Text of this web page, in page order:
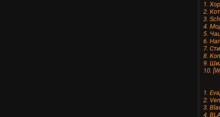
1.
2.
3.
4.
5.
6.
7.
8.
9.
10.
1. Evа
2.
3.
4.